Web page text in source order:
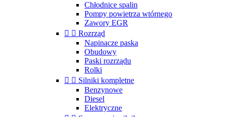
Chłodnice spalin
Pompy powietrza wtórnego
Zawory EGR
  Rozrząd
Napinacze paska
Obudowy
Paski rozrządu
Rolki
  Silniki kompletne
Benzynowe
Diesel
Elektryczne